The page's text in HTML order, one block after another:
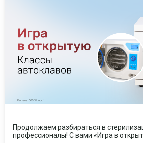
Продолжаем разбираться в
профессионалы! С вами «Игра в